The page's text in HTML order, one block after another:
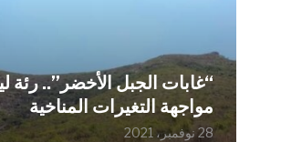
“غابات الجبل الأخضر”.. رئة
مواجهة التغيرات المناخية
28 نوفمبر، 2021